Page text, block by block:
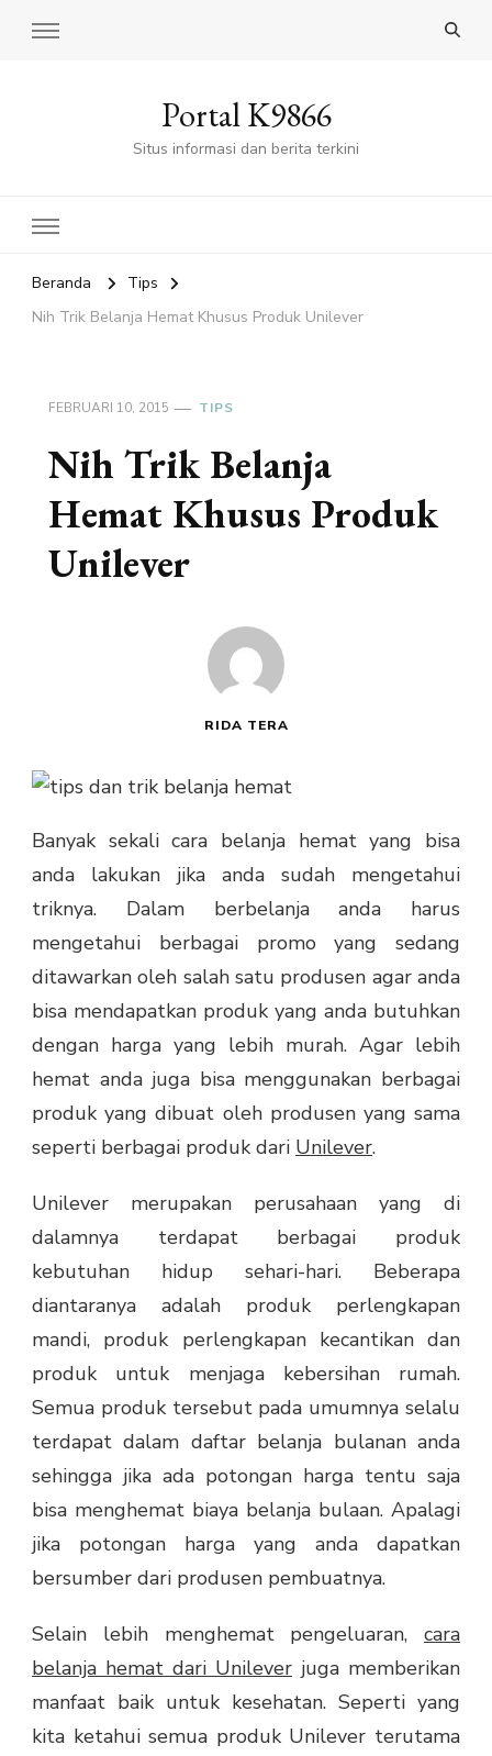
Portal K9866
Situs informasi dan berita terkini
Beranda
Tips
Nih Trik Belanja Hemat Khusus Produk Unilever
FEBRUARI 10, 2015 TIPS
Nih Trik Belanja
Hemat Khusus Produk
Unilever
RIDA TERA
Banyak sekali cara belanja hemat yang bisa
anda lakukan jika anda sudah mengetahui
triknya. Dalam berbelanja anda harus
mengetahui berbagai promo yang sedang
ditawarkan oleh salah satu produsen agar anda
bisa mendapatkan produk yang anda butuhkan
dengan harga yang lebih murah. Agar lebih
hemat anda juga bisa menggunakan berbagai
produk yang dibuat oleh produsen yang sama
seperti berbagai produk dari Unilever.
Unilever merupakan perusahaan yang di
dalamnya terdapat berbagai produk
kebutuhan hidup sehari-hari. Beberapa
diantaranya adalah produk perlengkapan
mandi, produk perlengkapan kecantikan dan
produk untuk menjaga kebersihan rumah.
Semua produk tersebut pada umumnya selalu
terdapat dalam daftar belanja bulanan anda
sehingga jika ada potongan harga tentu saja
bisa menghemat biaya belanja bulaan. Apalagi
jika potongan harga yang anda dapatkan
bersumber dari produsen pembuatnya.
Selain lebih menghemat pengeluaran, cara
belanja hemat dari Unilever juga memberikan
manfaat baik untuk kesehatan. Seperti yang
kita ketahui semua produk Unilever terutama